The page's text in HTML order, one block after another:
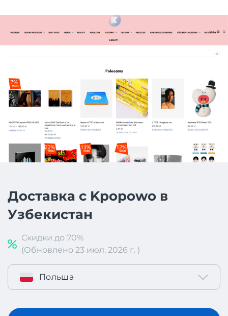
Доставка с Kpopowo в
Узбекистан
Скидки до 70%
(Обновлено 23 июл. 2026 г. )
Польша